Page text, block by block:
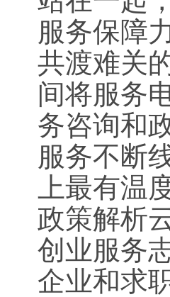
服务保障
共渡难关
间将服务
务咨询和
服务不断
上最有温
政策解析
创业服务
企业和求